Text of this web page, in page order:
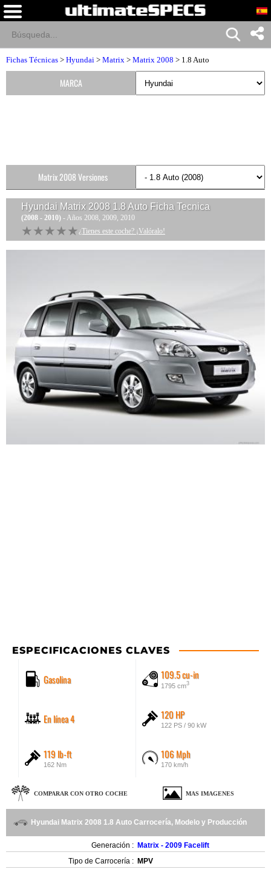
Fichas Técnicas > Hyundai > Matrix > Matrix 2008 > 1.8 Auto
Hyundai Matrix 2008 1.8 Auto Ficha Tecnica
(2008 - 2010) - Años 2008, 2009, 2010
★★★★★
★★★★★ ¿Tienes este coche? ¡Valóralo!
ESPECIFICACIONES CLAVES
Gasolina 109.5 cu-in
1795 cm3
En línea 4 120 HP
122 PS / 90 kW
119 lb-ft
162 Nm
106 Mph
170 km/h
COMPARAR CON OTRO COCHE MAS IMAGENES
Hyundai Matrix 2008 1.8 Auto Carrocería, Modelo y Producción
Generación : Matrix - 2009 Facelift
Tipo de Carrocería : MPV
MARCA
Matrix 2008 Versiones